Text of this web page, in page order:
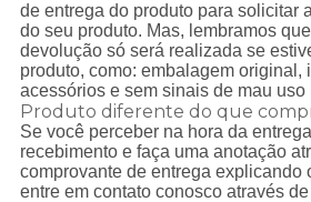
de entrega do produto para solicitar
do seu produto. Mas, lembramos
devolução só será realizada se
produto, como: embalagem original,
acessórios e sem sinais de mau uso
Produto diferente do que
Se você perceber na hora da
recebimento e faça uma anotação
comprovante de entrega explicando
entre em contato conosco através